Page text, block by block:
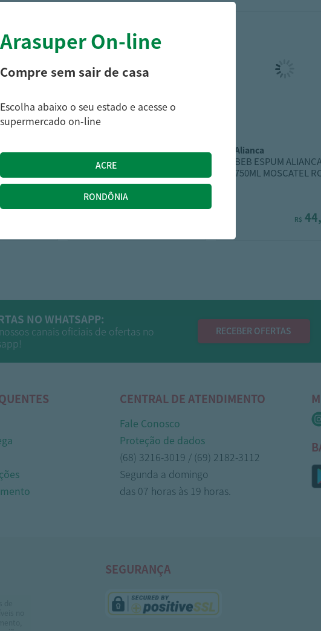
DO
rosso puglia
VINHO ITA ROSSO
PLUGIA 750ML
alianca
BEB ESPUM
750ML MOSCATEL
R$
NO WHATSAPP:
canais oficiais de ofertas no
RECEBER OFERTAS
CENTRAL DE ATENDIMENTO
Fale Conosco
Proteção de dados
(68) 3216-3019 / (69) 2182-3112
Segunda a domingo
das 07 horas às 19 horas.
SEGURANÇA
Arasuper On-line
Compre sem sair de casa
Escolha abaixo o seu estado e acesse o
supermercado on-line